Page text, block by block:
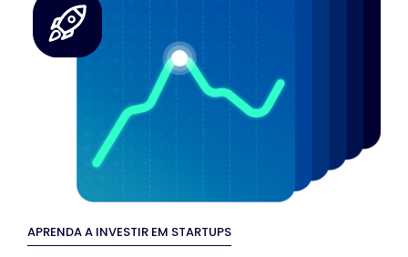
APRENDA A INVESTIR EM STARTUPS